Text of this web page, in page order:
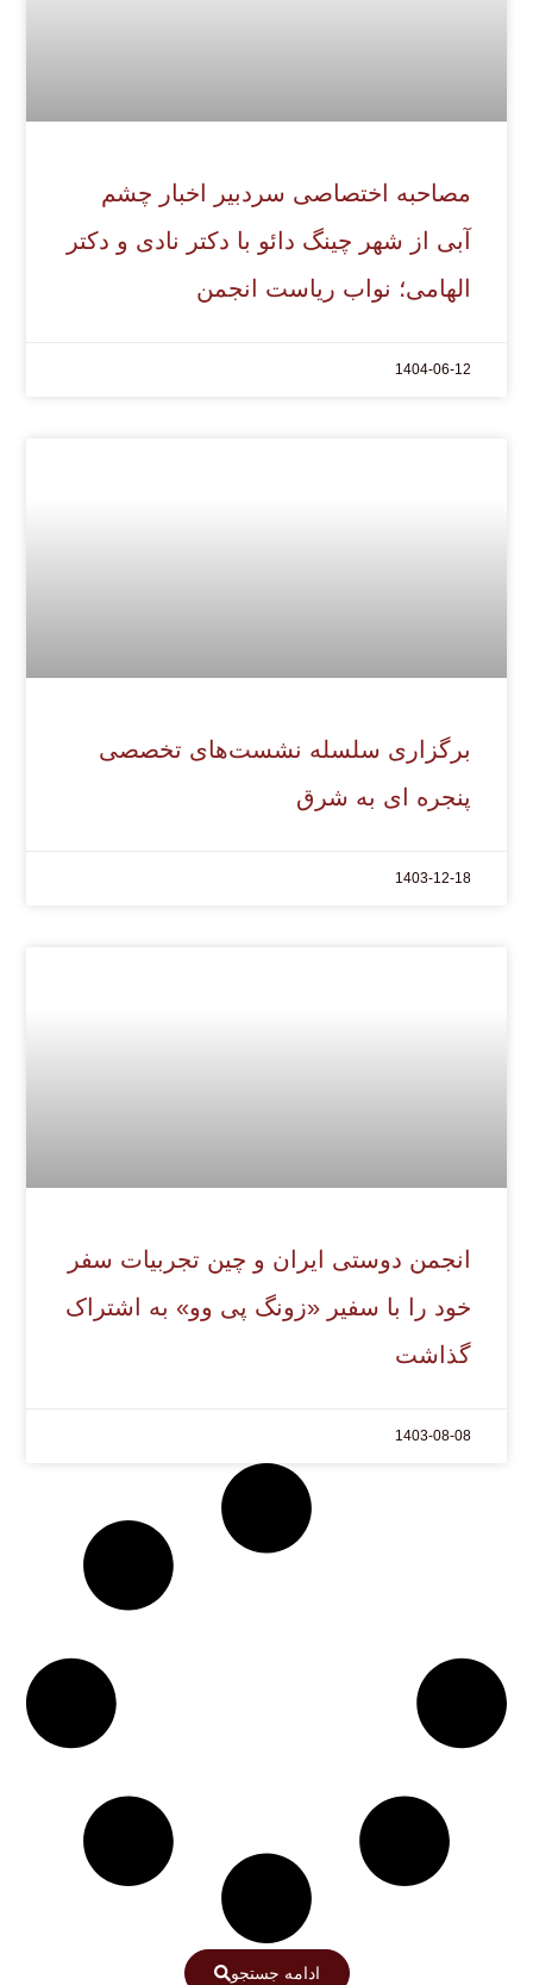
مصاحبه اختصاصی سردبیر اخبار چشم
آبی از شهر چینگ دائو با دکتر نادی و دکتر
الهامی؛ نواب ریاست انجمن
1404-06-12
برگزاری سلسله نشست‌های تخصصی
پنجره ای به شرق
1403-12-18
انجمن دوستی ایران و چین تجربیات سفر
خود را با سفیر «زونگ پی وو» به اشتراک
گذاشت
1403-08-08
ادامه جستجو